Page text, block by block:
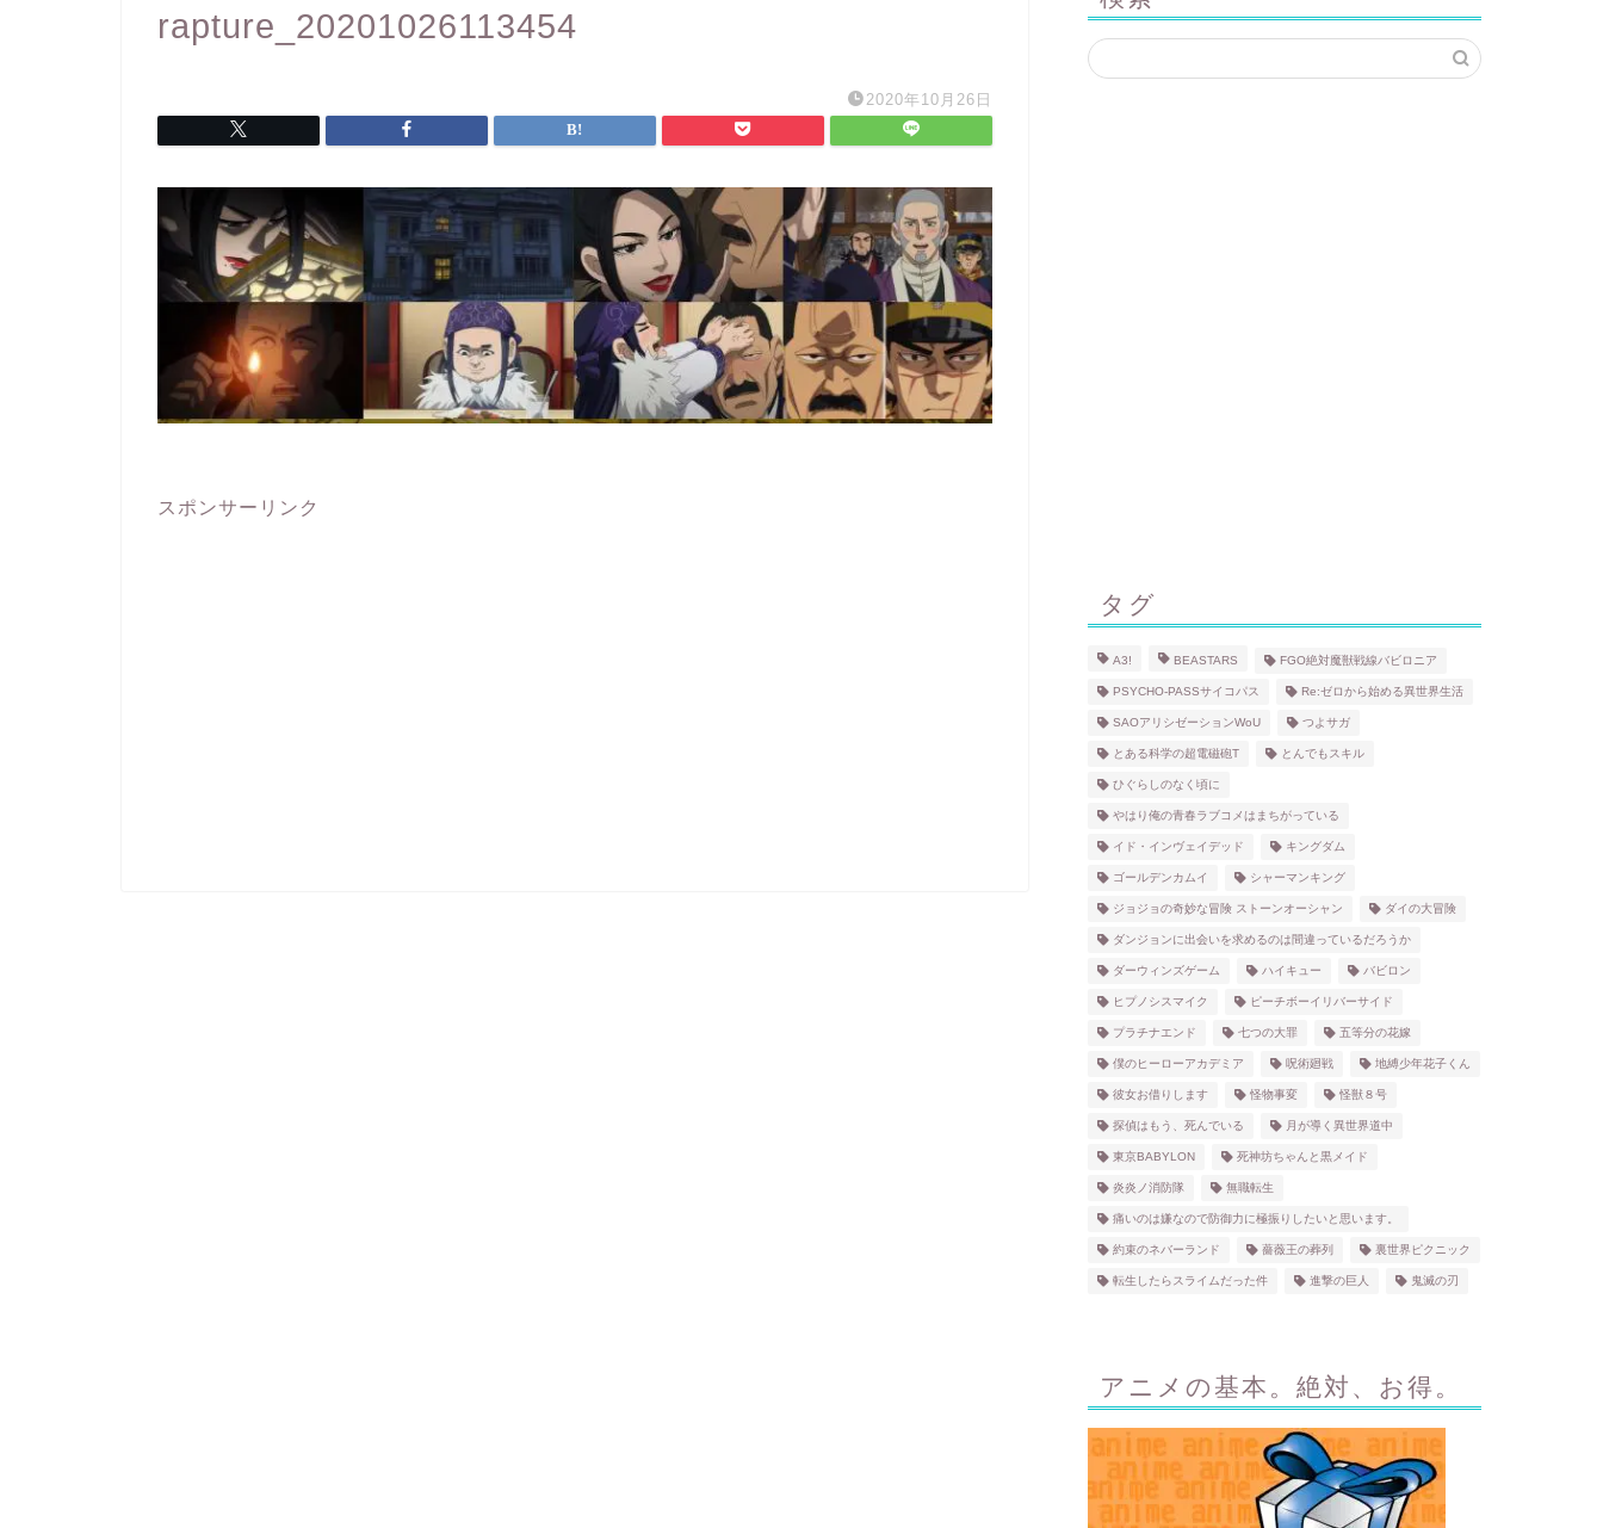
rapture_20201026113454
2020年10月26日
スポンサーリンク
タグ
A3! BEASTARS FGO絶対魔獣戦線バビロニア
PSYCHO-PASSサイコパス Re:ゼロから始める異世界生活
SAOアリシゼーションWoU つよサガ
とある科学の超電磁砲T とんでもスキル
ひぐらしのなく頃に
やはり俺の青春ラブコメはまちがっている
イド・インヴェイデッド キングダム
ゴールデンカムイ シャーマンキング
ジョジョの奇妙な冒険 ストーンオーシャン ダイの大冒険
ダンジョンに出会いを求めるのは間違っているだろうか
ダーウィンズゲーム ハイキュー バビロン
ヒプノシスマイク ピーチボーイリバーサイド
プラチナエンド 七つの大罪 五等分の花嫁
僕のヒーローアカデミア 呪術廻戦 地縛少年花子くん
彼女お借りします 怪物事変 怪獣８号
探偵はもう、死んでいる 月が導く異世界道中
東京BABYLON 死神坊ちゃんと黒メイド
炎炎ノ消防隊 無職転生
痛いのは嫌なので防御力に極振りしたいと思います。
約束のネバーランド 薔薇王の葬列 裏世界ピクニック
転生したらスライムだった件 進撃の巨人 鬼滅の刃
アニメの基本。絶対、お得。